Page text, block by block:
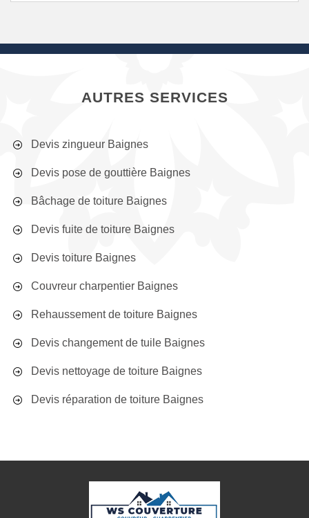
AUTRES SERVICES
Devis zingueur Baignes
Devis pose de gouttière Baignes
Bâchage de toiture Baignes
Devis fuite de toiture Baignes
Devis toiture Baignes
Couvreur charpentier Baignes
Rehaussement de toiture Baignes
Devis changement de tuile Baignes
Devis nettoyage de toiture Baignes
Devis réparation de toiture Baignes